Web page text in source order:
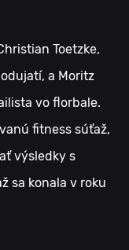
Toetzke,
a Moritz
vo florbale.
fitness súťaž,
výsledky s
sa konala v roku